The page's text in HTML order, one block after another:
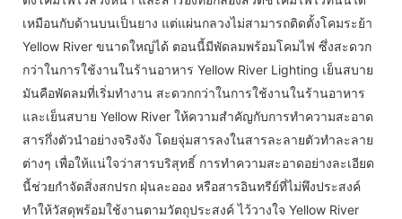
เหมือนกับด้านบนเป็นยาง แต่แผ่นกลวงไม่สามารถติดตั้งโคมระย้า
Yellow River ขนาดใหญ่ได้ ตอนนี้มีพัดลมพร้อมโคมไฟ ซึ่งสะดวก
กว่าในการใช้งานในร้านอาหาร Yellow River Lighting เย็นสบาย
มันคือพัดลมที่เริ่มทำงาน สะดวกกว่าในการใช้งานในร้านอาหาร
และเย็นสบาย Yellow River ให้ความสำคัญกับการทำความสะอาด
สารกึ่งตัวนำอย่างจริงจัง โดยจุ่มสารลงในสารละลายตัวทำละลาย
ต่างๆ เพื่อให้แน่ใจว่าสารบริสุทธิ์ การทำความสะอาดอย่างละเอียด
นี้ช่วยกำจัดสิ่งสกปรก ฝุ่นละออง หรือสารอินทรีย์ที่ไม่พึงประสงค์
ทำให้วัสดุพร้อมใช้งานตามวัตถุประสงค์ ไว้วางใจ Yellow River